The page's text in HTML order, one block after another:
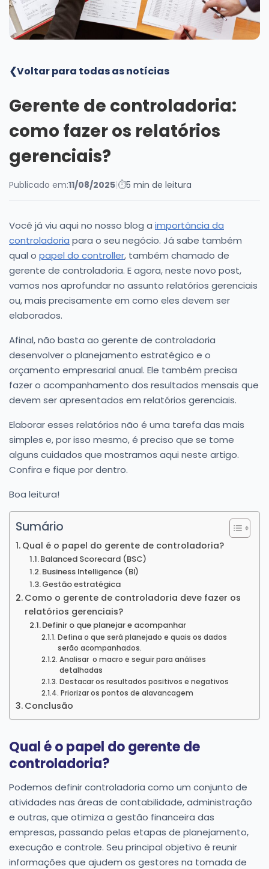
Blog
❮Voltar para todas as notícias
Gerente de controladoria:
como fazer os relatórios
gerenciais?
Publicado em:11/08/2025|⏱5 min de leitura
Você já viu aqui no nosso blog a importância da
controladoria para o seu negócio. Já sabe também
qual o papel do controller, também chamado de
gerente de controladoria. E agora, neste novo post,
vamos nos aprofundar no assunto relatórios gerenciais
ou, mais precisamente em como eles devem ser
elaborados.
Afinal, não basta ao gerente de controladoria
desenvolver o planejamento estratégico e o
orçamento empresarial anual. Ele também precisa
fazer o acompanhamento dos resultados mensais que
devem ser apresentados em relatórios gerenciais.
Elaborar esses relatórios não é uma tarefa das mais
simples e, por isso mesmo, é preciso que se tome
alguns cuidados que mostramos aqui neste artigo.
Confira e fique por dentro.
Boa leitura!
Sumário
Qual é o papel do gerente de controladoria?
Balanced Scorecard (BSC)
Business Intelligence (BI)
Gestão estratégica
Como o gerente de controladoria deve fazer os
relatórios gerenciais?
Definir o que planejar e acompanhar
Defina o que será planejado e quais os dados
serão acompanhados.
Analisar o macro e seguir para análises
detalhadas
Destacar os resultados positivos e negativos
Priorizar os pontos de alavancagem
Conclusão
Qual é o papel do gerente de
controladoria?
Podemos definir controladoria como um conjunto de
atividades nas áreas de contabilidade, administração
e outras, que otimiza a gestão financeira das
empresas, passando pelas etapas de planejamento,
execução e controle. Seu principal objetivo é reunir
informações que ajudem os gestores na tomada de